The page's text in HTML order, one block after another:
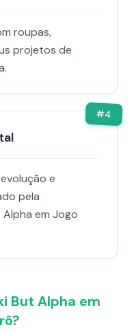
roupas,
projetos de
#4
e
pela
em Jogo
But Alpha em